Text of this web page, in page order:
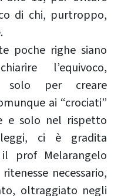
di chi, purtroppo,
poche righe siano
l’equivoco,
solo per creare
ai “crociati”
e solo nel rispetto
ci è gradita
il prof Melarangelo
necessario,
oltraggiato negli